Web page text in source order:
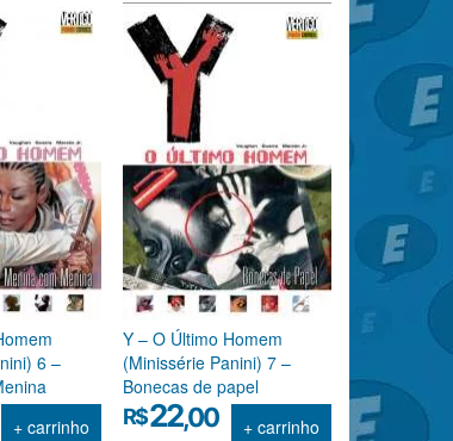
6 –
+ carrinho
Y – O Último Homem
(Minissérie Panini) 7 –
Bonecas de papel
R$22,00 + carrinho